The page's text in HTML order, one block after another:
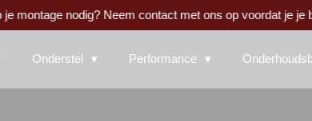
je montage nodig? Neem contact met ons op voordat je je
Onderstel Performance